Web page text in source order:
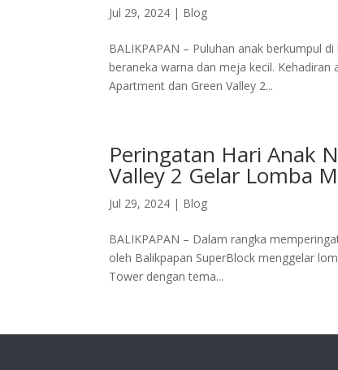
Jul 29, 2024 | Blog
BALIKPAPAN – Puluhan anak berkumpul
beraneka warna dan meja kecil.
Apartment dan Green Valley 2...
Peringatan Hari Anak
Valley 2 Gelar Lomba
Jul 29, 2024 | Blog
BALIKPAPAN – Dalam rangka
oleh Balikpapan SuperBlock menggelar
Tower dengan tema...